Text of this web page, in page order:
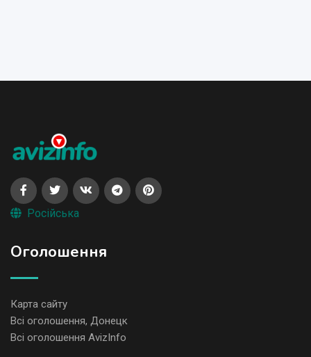
Російська
Оголошення
Карта сайту
Всі оголошення, Донецк
Всі оголошення AvizInfo